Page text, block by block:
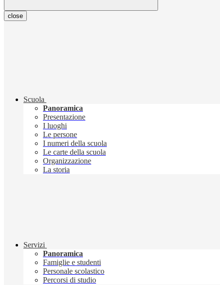
close
Scuola
Panoramica
Presentazione
I luoghi
Le persone
I numeri della scuola
Le carte della scuola
Organizzazione
La storia
Servizi
Panoramica
Famiglie e studenti
Personale scolastico
Percorsi di studio